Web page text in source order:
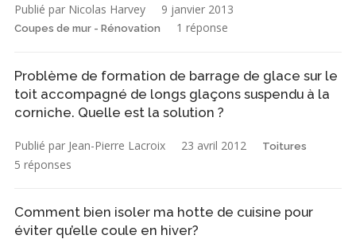
Publié par Nicolas Harvey 9 janvier 2013
Coupes de mur - Rénovation 1 réponse
Problème de formation de barrage de glace sur le
toit accompagné de longs glaçons suspendu à la
corniche. Quelle est la solution ?
Publié par Jean-Pierre Lacroix 23 avril 2012 Toitures
5 réponses
Comment bien isoler ma hotte de cuisine pour
éviter qu’elle coule en hiver?